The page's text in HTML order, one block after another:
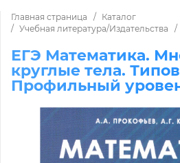
Главная страница
Каталог
Учебная литература/Издательства
ЕГЭ Математика.
круглые тела.
Профильный